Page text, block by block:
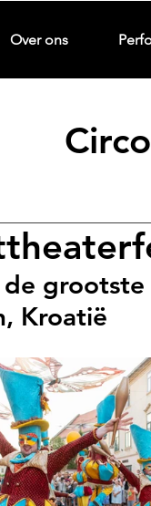
de
Kroatië
Over ons